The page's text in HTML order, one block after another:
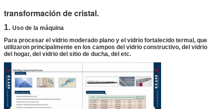
transformación de cristal.
1. Uso de la máquina
Para procesar el vidrio moderado plano y el vidrio fortalecido termal, que
utilizaron principalmente en los campos del vidrio constructivo, del vidrio
del hogar, del vidrio del sitio de ducha, del etc.